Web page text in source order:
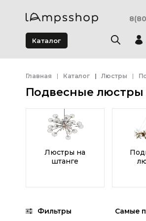
Каталог
Главная Каталог Люстры
Подвесные люстры
Люстры на
штанге
Фильтры Самые